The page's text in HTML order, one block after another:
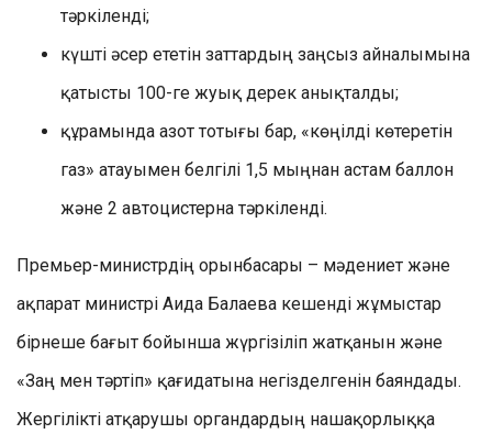
тәркіленді;
күшті әсер ететін заттардың заңсыз айналымына
қатысты 100-ге жуық дерек анықталды;
құрамында азот тотығы бар, «көңілді көтеретін
газ» атауымен белгілі 1,5 мыңнан астам баллон
және 2 автоцистерна тәркіленді.
Премьер-министрдің орынбасары – мәдениет және
ақпарат министрі Аида Балаева кешенді жұмыстар
бірнеше бағыт бойынша жүргізіліп жатқанын және
«Заң мен тәртіп» қағидатына негізделгенін баяндады.
Жергілікті атқарушы органдардың нашақорлыққа